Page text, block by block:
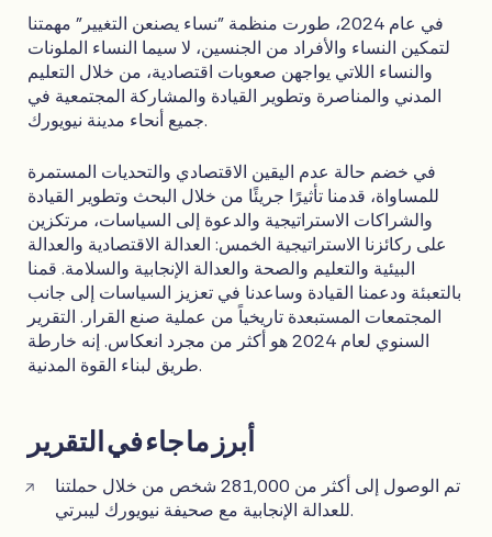
في عام 2024، طورت منظمة "نساء يصنعن التغيير" مهمتنا
لتمكين النساء والأفراد من الجنسين، لا سيما النساء الملونات
والنساء اللاتي يواجهن صعوبات اقتصادية، من خلال التعليم
المدني والمناصرة وتطوير القيادة والمشاركة المجتمعية في
جميع أنحاء مدينة نيويورك.
في خضم حالة عدم اليقين الاقتصادي والتحديات المستمرة
للمساواة، قدمنا تأثيرًا جريئًا من خلال البحث وتطوير القيادة
والشراكات الاستراتيجية والدعوة إلى السياسات، مرتكزين
على ركائزنا الاستراتيجية الخمس: العدالة الاقتصادية والعدالة
البيئية والتعليم والصحة والعدالة الإنجابية والسلامة. قمنا
بالتعبئة ودعمنا القيادة وساعدنا في تعزيز السياسات إلى جانب
المجتمعات المستبعدة تاريخياً من عملية صنع القرار. التقرير
السنوي لعام 2024 هو أكثر من مجرد انعكاس. إنه خارطة
طريق لبناء القوة المدنية.
أبرز ما جاء في التقرير
تم الوصول إلى أكثر من 281,000 شخص من خلال حملتنا
للعدالة الإنجابية مع صحيفة نيويورك ليبرتي.